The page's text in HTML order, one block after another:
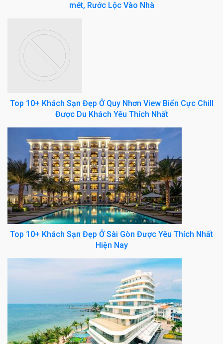
mét, Rước Lộc Vào Nhà
Top 10+ Khách Sạn Đẹp Ở Quy Nhơn View Biển Cực Chill
Được Du Khách Yêu Thích Nhất
Top 10+ Khách Sạn Đẹp Ở Sài Gòn Được Yêu Thích Nhất
Hiện Nay